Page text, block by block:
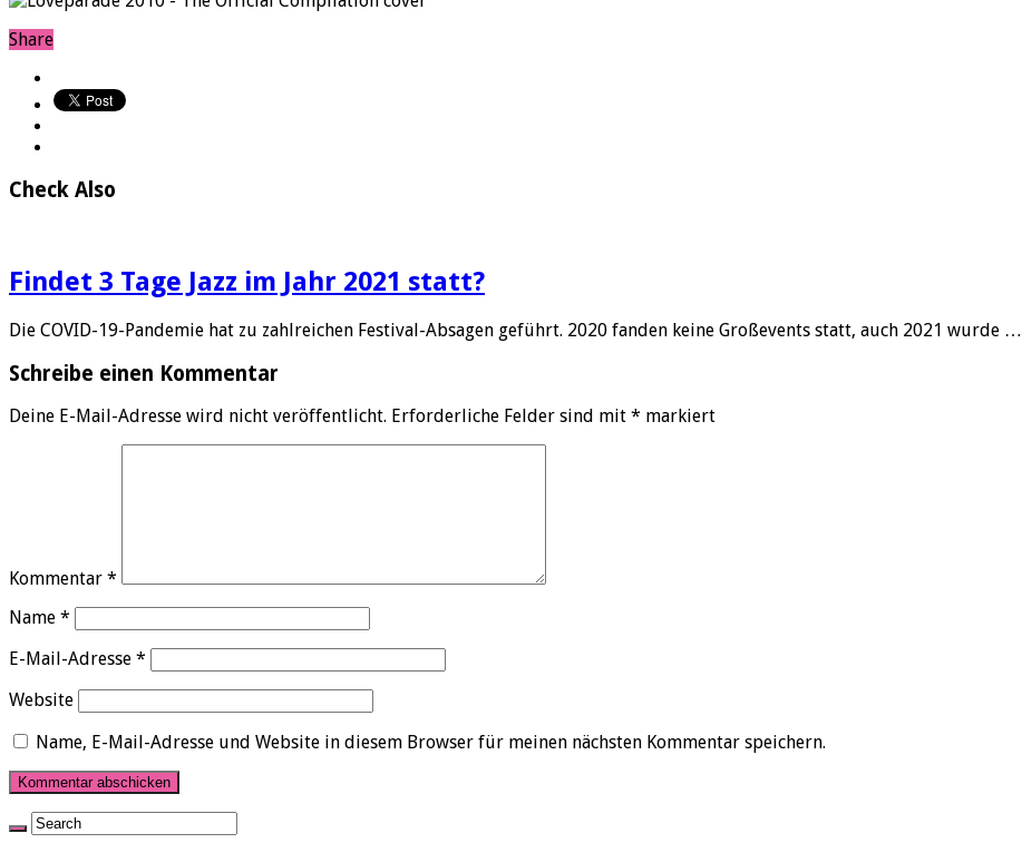
Share
Check Also
Findet 3 Tage Jazz im Jahr 2021 statt?
Die COVID-19-Pandemie hat zu zahlreichen Festival-Absagen geführt. 2020 fanden keine Großevents statt, auch 2021 wurde …
Schreibe einen Kommentar
Deine E-Mail-Adresse wird nicht veröffentlicht. Erforderliche Felder sind mit * markiert
Kommentar *
Name *
E-Mail-Adresse *
Website
Name, E-Mail-Adresse und Website in diesem Browser für meinen nächsten Kommentar speichern.